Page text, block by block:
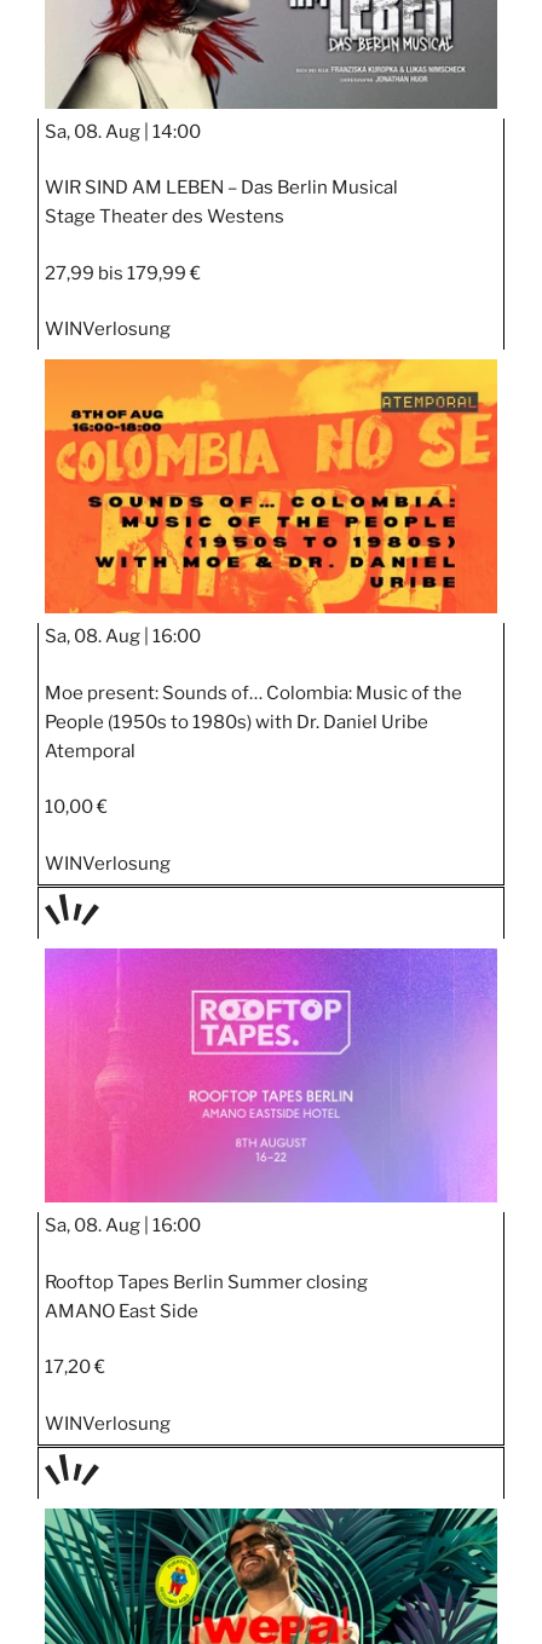
Sa, 08. Aug | 14:00
WIR SIND AM LEBEN – Das Berlin Musical
Stage Theater des Westens
27,99 bis 179,99 €
WINVerlosung
Sa, 08. Aug | 16:00
Moe present: Sounds of… Colombia: Music of the
People (1950s to 1980s) with Dr. Daniel Uribe
Atemporal
10,00 €
WINVerlosung
TAGE
Sa, 08. Aug | 16:00
Rooftop Tapes Berlin Summer closing
AMANO East Side
17,20 €
WINVerlosung
TAGE
STIPP